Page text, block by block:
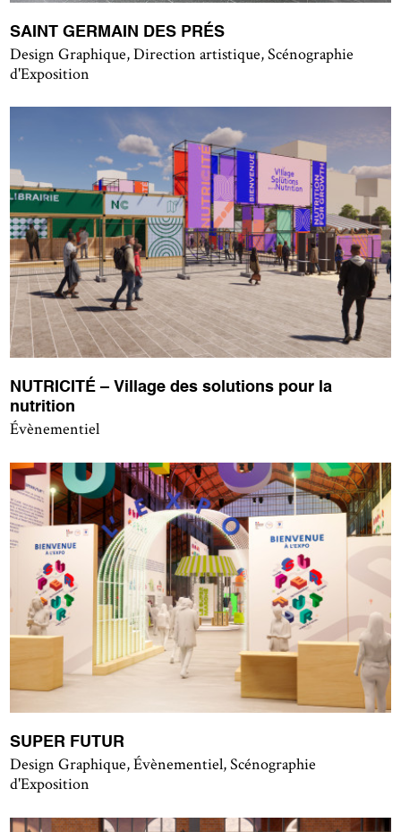
SAINT GERMAIN DES PRÉS
Design Graphique, Direction artistique, Scénographie
d'Exposition
NUTRICITÉ – Village des solutions pour la
nutrition
Évènementiel
SUPER FUTUR
Design Graphique, Évènementiel, Scénographie
d'Exposition